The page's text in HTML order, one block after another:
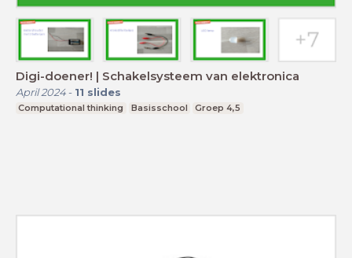
Digi-doener! | Schakelsysteem van elektronica
April 2024- 11 slides
Computational thinking Basisschool Groep 4,5